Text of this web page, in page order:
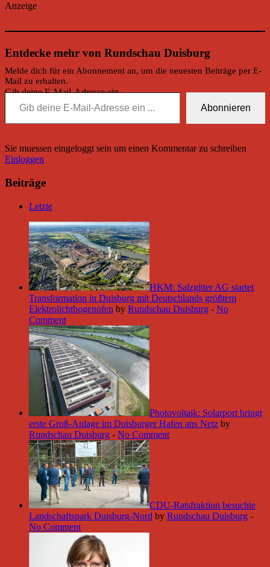
Anzeige
Entdecke mehr von Rundschau Duisburg
Melde dich für ein Abonnement an, um die neuesten Beiträge per E-
Mail zu erhalten.
Gib deine E-Mail-Adresse ein ...
Abonnieren
Sie muessen eingeloggt sein um einen Kommentar zu schreiben
Einloggen
Beiträge
Letzte
HKM: Salzgitter AG startet
Transformation in Duisburg mit Deutschlands größtem
Elektrolichtbogenofen by Rundschau Duisburg - No
Comment
Photovoltaik: Solarport bringt
erste Groß-Anlage im Duisburger Hafen ans Netz by
Rundschau Duisburg - No Comment
CDU-Ratsfraktion besuchte
Landschaftspark Duisburg-Nord by Rundschau Duisburg -
No Comment